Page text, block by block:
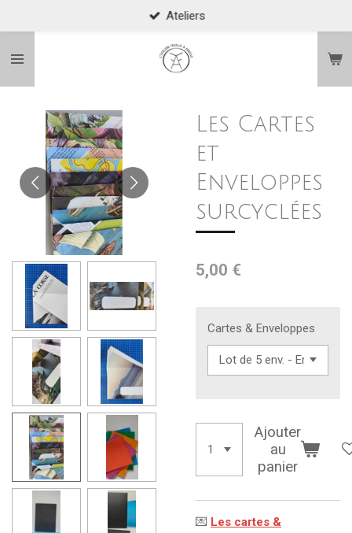
contenu
Ateliers
Les Cartes
et
Enveloppes
surcyclées
5,00 €
Cartes & Enveloppes
Ajouter
au
panier
💌 Les cartes &